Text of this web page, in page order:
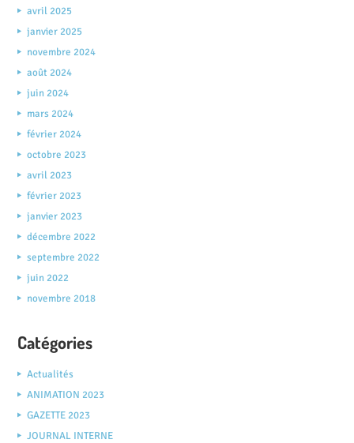
avril 2025
janvier 2025
novembre 2024
août 2024
juin 2024
mars 2024
février 2024
octobre 2023
avril 2023
février 2023
janvier 2023
décembre 2022
septembre 2022
juin 2022
novembre 2018
Catégories
Actualités
ANIMATION 2023
GAZETTE 2023
JOURNAL INTERNE